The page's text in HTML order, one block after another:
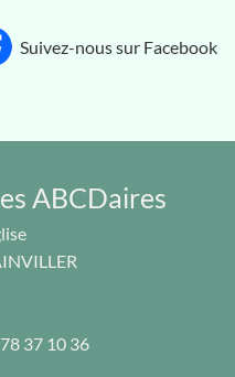
Suivez-nous sur Facebook
ABCDaires
37 10 36